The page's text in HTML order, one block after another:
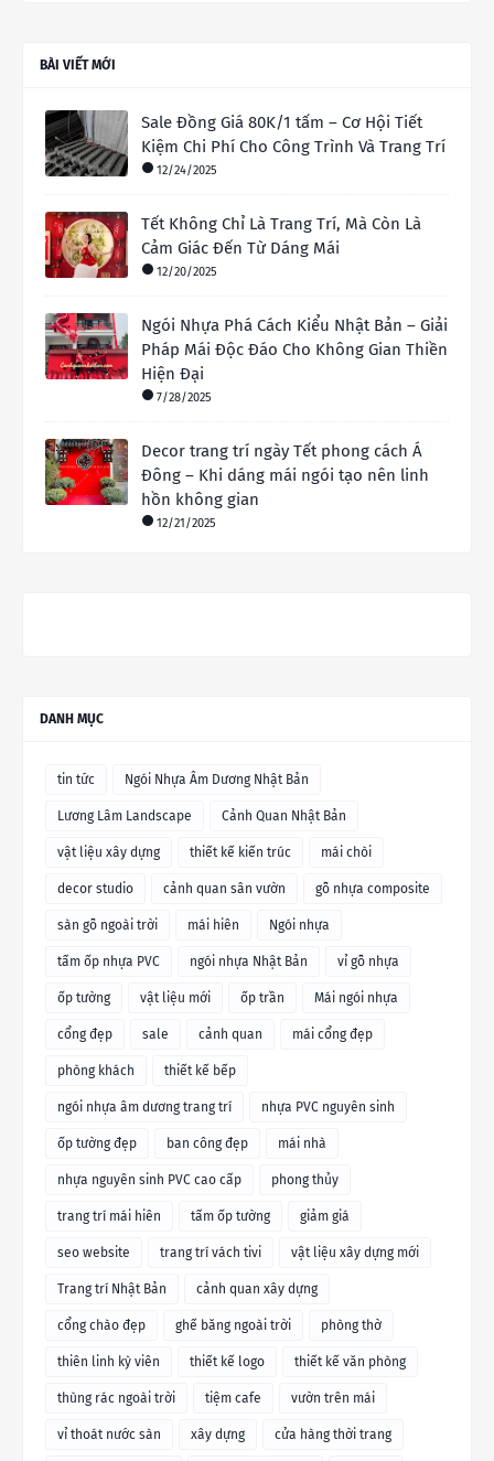
BÀI VIẾT MỚI
Sale Đồng Giá 80K/1 tấm – Cơ Hội Tiết
Kiệm Chi Phí Cho Công Trình Và Trang Trí
12/24/2025
Tết Không Chỉ Là Trang Trí, Mà Còn Là
Cảm Giác Đến Từ Dáng Mái
12/20/2025
Ngói Nhựa Phá Cách Kiểu Nhật Bản – Giải
Pháp Mái Độc Đáo Cho Không Gian Thiền
Hiện Đại
7/28/2025
Decor trang trí ngày Tết phong cách Á
Đông – Khi dáng mái ngói tạo nên linh
hồn không gian
12/21/2025
DANH MỤC
tin tức Ngói Nhựa Âm Dương Nhật Bản
Lương Lâm Landscape Cảnh Quan Nhật Bản
vật liệu xây dựng thiết kế kiến trúc mái chòi
decor studio cảnh quan sân vườn gỗ nhựa composite
sàn gỗ ngoài trời mái hiên Ngói nhựa
tấm ốp nhựa PVC ngói nhựa Nhật Bản vỉ gỗ nhựa
ốp tường vật liệu mới ốp trần Mái ngói nhựa
cổng đẹp sale cảnh quan mái cổng đẹp
phòng khách thiết kế bếp
ngói nhựa âm dương trang trí nhựa PVC nguyên sinh
ốp tường đẹp ban công đẹp mái nhà
nhựa nguyên sinh PVC cao cấp phong thủy
trang trí mái hiên tấm ốp tường giảm giá
seo website trang trí vách tivi vật liệu xây dựng mới
Trang trí Nhật Bản cảnh quan xây dựng
cổng chào đẹp ghế băng ngoài trời phòng thờ
thiên linh kỳ viên thiết kế logo thiết kế văn phòng
thùng rác ngoài trời tiệm cafe vườn trên mái
vỉ thoát nước sàn xây dựng cửa hàng thời trang